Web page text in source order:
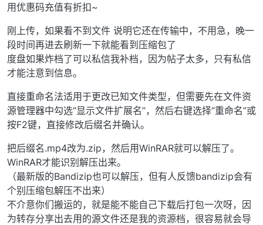
用优惠码充值有折扣~
刚上传，如果看不到文件 说明它还在传输中，不用急，晚一
段时间再进去刷新一下就能看到压缩包了
度盘如果炸档了可以私信我补档，因为帖子太多，只有私信
才能注意到信息。
直接重命名法适用于更改已知文件类型，但需要先在文件资
源管理器中勾选“显示文件扩展名”，然后右键选择“重命名”或
按F2键，直接修改后缀名并确认。
把后缀名.mp4改为.zip，然后用WinRAR就可以解压了。
WinRAR才能识别解压出来。
（最新版的Bandizip也可以解压，但有人反馈bandizip会有
个别压缩包解压不出来）
不介意你们搬运的，就是能不能自己下载后打包一次呀，因
为转存分享出去用的源文件还是我的资源档，很容易就会导